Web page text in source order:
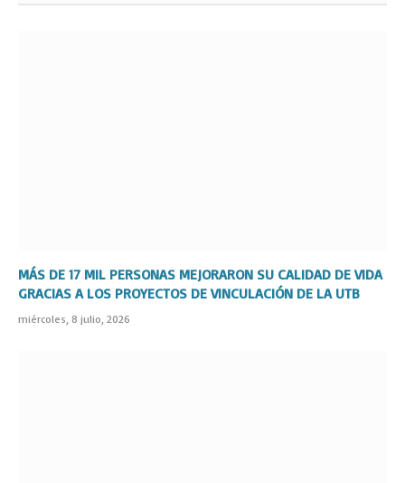
MÁS DE 17 MIL PERSONAS MEJORARON SU CALIDAD DE VIDA
GRACIAS A LOS PROYECTOS DE VINCULACIÓN DE LA UTB
miércoles, 8 julio, 2026